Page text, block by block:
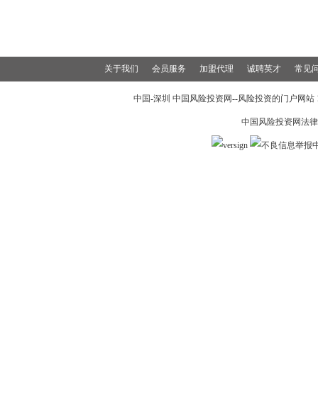
关于我们 会员服务 加盟代理 诚聘英才 常见
中国-深圳 中国风险投资网--风险投资的门户网
中国风险投资网法